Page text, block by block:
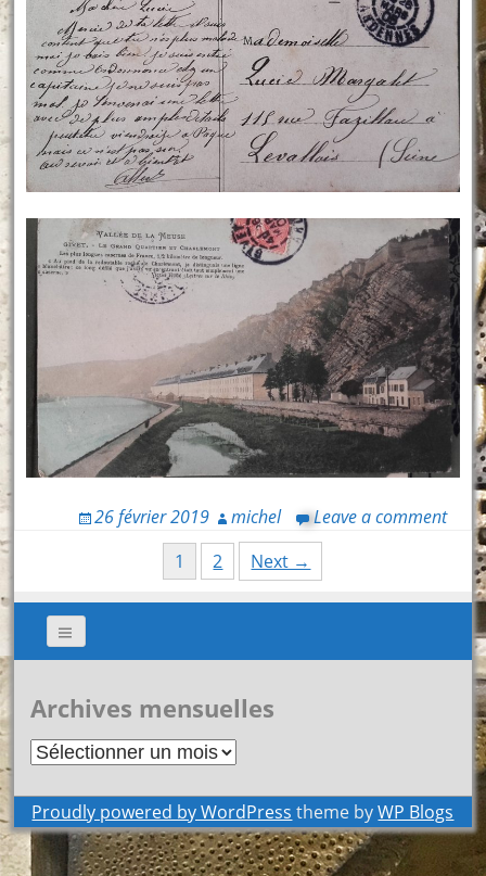
26 février 2019 michel Leave a comment
navigation
1 2 Next →
Archives mensuelles
Archives
Proudly powered by WordPress theme byWP Blogs